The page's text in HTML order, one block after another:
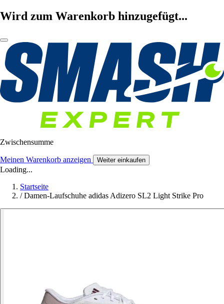
Wird zum Warenkorb hinzugefügt...
Zwischensumme
Meinen Warenkorb anzeigen Weiter einkaufen
Loading...
Startseite
/ Damen-Laufschuhe adidas Adizero SL2 Light Strike Pro